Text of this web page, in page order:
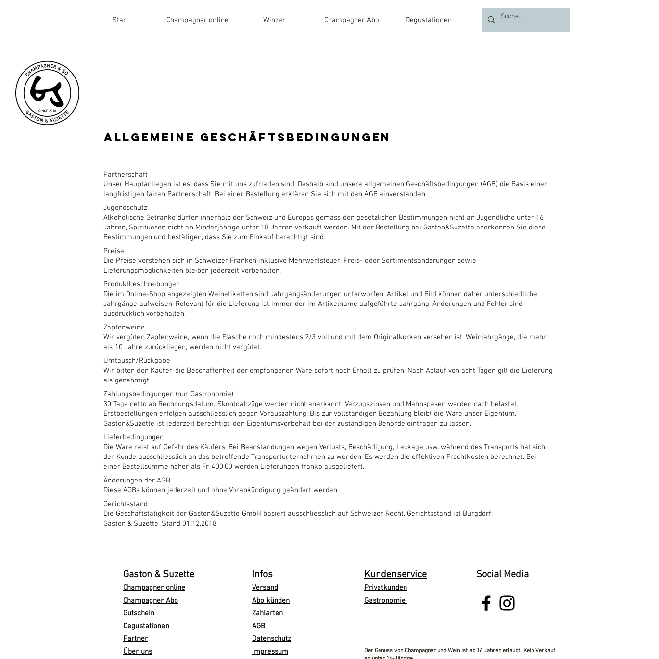
Start Champagner online Winzer Champagner Abo Degustationen Über uns
Allgemeine Geschäftsbedingungen
Partnerschaft
Unser Hauptanliegen ist es, dass Sie mit uns zufrieden sind. Deshalb sind unsere allgemeinen Geschäftsbedingungen (AGB) die Basis einer
langfristigen fairen Partnerschaft. Bei einer Bestellung erklären Sie sich mit den AGB einverstanden.
Jugendschutz
Alkoholische Getränke dürfen innerhalb der Schweiz und Europas gemäss den gesetzlichen Bestimmungen nicht an Jugendliche unter 16
Jahren, Spirituosen nicht an Minderjährige unter 18 Jahren verkauft werden. Mit der Bestellung bei Gaston&Suzette anerkennen Sie diese
Bestimmungen und bestätigen, dass Sie zum Einkauf berechtigt sind.
Preise
Die Preise verstehen sich in Schweizer Franken inklusive Mehrwertsteuer. Preis- oder Sortimentsänderungen sowie
Lieferungsmöglichkeiten bleiben jederzeit vorbehalten.
Produktbeschreibungen
Die im Online-Shop angezeigten Weinetiketten sind Jahrgangsänderungen unterworfen. Artikel und Bild können daher unterschiedliche
Jahrgänge aufweisen. Relevant für die Lieferung ist immer der im Artikelname aufgeführte Jahrgang. Änderungen und Fehler sind
ausdrücklich vorbehalten.
Zapfenweine
Wir vergüten Zapfenweine, wenn die Flasche noch mindestens 2/3 voll und mit dem Originalkorken versehen ist. Weinjahrgänge, die mehr
als 10 Jahre zurückliegen, werden nicht vergütet.
Umtausch/Rückgabe
Wir bitten den Käufer, die Beschaffenheit der empfangenen Ware sofort nach Erhalt zu prüfen. Nach Ablauf von acht Tagen gilt die Lieferung
als genehmigt.
Zahlungsbedingungen (nur Gastronomie)
30 Tage netto ab Rechnungsdatum, Skontoabzüge werden nicht anerkannt. Verzugszinsen und Mahnspesen werden nach belastet.
Erstbestellungen erfolgen ausschliesslich gegen Vorauszahlung. Bis zur vollständigen Bezahlung bleibt die Ware unser Eigentum.
Gaston&Suzette ist jederzeit berechtigt, den Eigentumsvorbehalt bei der zuständigen Behörde eintragen zu lassen.
Lieferbedingungen
Die Ware reist auf Gefahr des Käufers. Bei Beanstandungen wegen Verlusts, Beschädigung, Leckage usw. während des Transports hat sich
der Kunde ausschliesslich an das betreffende Transportunternehmen zu wenden. Es werden die effektiven Frachtkosten berechnet. Bei
einer Bestellsumme höher als Fr. 400.00 werden Lieferungen franko ausgeliefert.
Änderungen der AGB
Diese AGBs können jederzeit und ohne Vorankündigung geändert werden.
Gerichtsstand
Die Geschäftstätigkeit der Gaston&Suzette GmbH basiert ausschliesslich auf Schweizer Recht. Gerichtsstand ist Burgdorf.
Gaston & Suzette, Stand 01.12.2018
Gaston & Suzette
Champagner online
Champagner Abo
Gutschein
Degustationen
Partner
Über uns
Infos
Versand
Abo künden
Zahlarten
AGB
Datenschutz
Impressum
Kundenservice
Privatkunden
Gastronomie
Social Media
Der Genuss von Champagner und Wein ist ab 16 Jahren erlaubt. Kein Verkauf